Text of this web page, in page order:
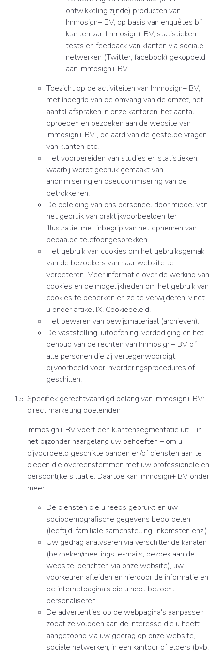
ontwikkeling zijnde) producten van
Immosign+ BV, op basis van enquêtes bij
klanten van Immosign+ BV, statistieken,
tests en feedback van klanten via sociale
netwerken (Twitter, facebook) gekoppeld
aan Immosign+ BV,
Toezicht op de activiteiten van Immosign+ BV,
met inbegrip van de omvang van de omzet, het
aantal afspraken in onze kantoren, het aantal
oproepen en bezoeken aan de website van
Immosign+ BV , de aard van de gestelde vragen
van klanten etc.
Het voorbereiden van studies en statistieken,
waarbij wordt gebruik gemaakt van
anonimisering en pseudonimisering van de
betrokkenen.
De opleiding van ons personeel door middel van
het gebruik van praktijkvoorbeelden ter
illustratie, met inbegrip van het opnemen van
bepaalde telefoongesprekken.
Het gebruik van cookies om het gebruiksgemak
van de bezoekers van haar website te
verbeteren. Meer informatie over de werking van
cookies en de mogelijkheden om het gebruik van
cookies te beperken en ze te verwijderen, vindt
u onder artikel IX. Cookiebeleid.
Het bewaren van bewijsmateriaal (archieven).
De vaststelling, uitoefening, verdediging en het
behoud van de rechten van Immosign+ BV of
alle personen die zij vertegenwoordigt,
bijvoorbeeld voor invorderingsprocedures of
geschillen.
Specifiek gerechtvaardigd belang van Immosign+ BV:
direct marketing doeleinden
Immosign+ BV voert een klantensegmentatie uit – in
het bijzonder naargelang uw behoeften – om u
bijvoorbeeld geschikte panden en/of diensten aan te
bieden die overeenstemmen met uw professionele en
persoonlijke situatie. Daartoe kan Immosign+ BV onder
meer:
De diensten die u reeds gebruikt en uw
sociodemografische gegevens beoordelen
(leeftijd, familiale samenstelling, inkomsten enz.).
Uw gedrag analyseren via verschillende kanalen
(bezoeken/meetings, e-mails, bezoek aan de
website, berichten via onze website), uw
voorkeuren afleiden en hierdoor de informatie en
de internetpagina's die u hebt bezocht
personaliseren.
De advertenties op de webpagina's aanpassen
zodat ze voldoen aan de interesse die u heeft
aangetoond via uw gedrag op onze website,
sociale netwerken, in een kantoor of elders (bvb.